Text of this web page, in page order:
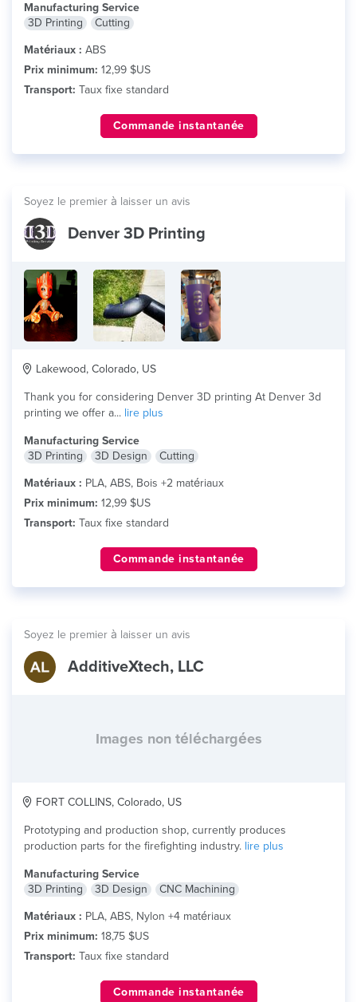
Manufacturing Service
3D Printing
Cutting
Matériaux : ABS
Prix minimum: 12,99 $US
Transport: Taux fixe standard
Commande instantanée
Soyez le premier à laisser un avis
Denver 3D Printing
Lakewood, Colorado, US
Thank you for considering Denver 3D printing At Denver 3d
printing we offer a... lire plus
Manufacturing Service
3D Printing
3D Design
Cutting
Matériaux : PLA, ABS, Bois +2 matériaux
Prix minimum: 12,99 $US
Transport: Taux fixe standard
Commande instantanée
Soyez le premier à laisser un avis
AdditiveXtech, LLC
Images non téléchargées
FORT COLLINS, Colorado, US
Prototyping and production shop, currently produces
production parts for the firefighting industry. lire plus
Manufacturing Service
3D Printing
3D Design
CNC Machining
Matériaux : PLA, ABS, Nylon +4 matériaux
Prix minimum: 18,75 $US
Transport: Taux fixe standard
Commande instantanée